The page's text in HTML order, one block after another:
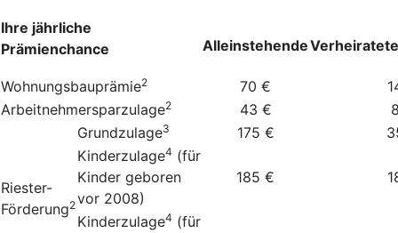
Ihre jährliche
Prämienchance
Alleinstehende
Wohnungsbauprämie2 70 €
Arbeitnehmersparzulage2 43 €
Riester-
Förderung2
Grundzulage3 175 €
Kinderzulage4 (für
Kinder geboren
vor 2008)
185 €
Kinderzulage4 (für